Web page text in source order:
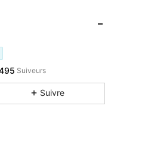
Suiveurs
Suivre